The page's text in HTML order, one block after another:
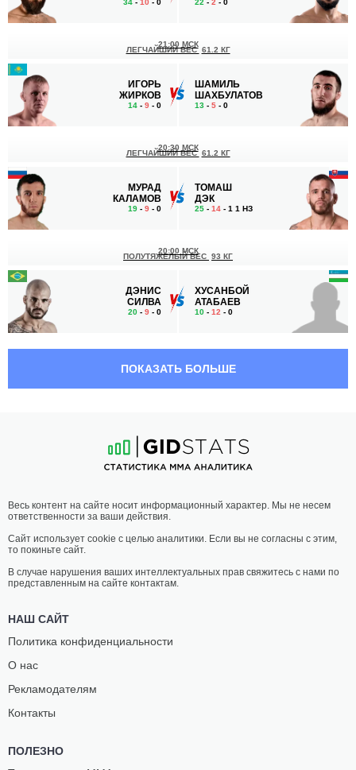
34 - 10 - 0 22 - 2 - 0
ИГОРЬ
ЖИРКОВ
14 - 9 - 0
21:00 МСК
ЛЕГЧАЙШИЙ ВЕС 61.2 КГ
ШАМИЛЬ
ШАХБУЛАТОВ
13 - 5 - 0
МУРАД
КАЛАМОВ
19 - 9 - 0
20:30 МСК
ЛЕГЧАЙШИЙ ВЕС 61.2 КГ
ТОМАШ
ДЭК
25 - 14 - 1 1 НЗ
ДЭНИС
СИЛВА
20 - 9 - 0
20:00 МСК
ПОЛУТЯЖЕЛЫЙ ВЕС 93 КГ
ХУСАНБОЙ
АТАБАЕВ
10 - 12 - 0
ЭДУАРДО
20-11- 0
19:00 МСК
ТЯЖЕЛЫЙ ВЕС 120.2 КГ
ИБРАГИМОВ
ПОКАЗАТЬ БОЛЬШЕ
Весь контент на сайте носит информационный характер. Мы не несем
ответственности за ваши действия.
Сайт использует cookie с целью аналитики. Если вы не согласны с этим,
то покиньте сайт.
В случае нарушения ваших интеллектуальных прав свяжитесь с нами по
представленным на сайте контактам.
НАШ САЙТ
Политика конфиденциальности
О нас
Рекламодателям
Контакты
ПОЛЕЗНО